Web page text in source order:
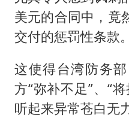
美元的合同中，竟
交付的惩罚性条款。
这使得台湾防务
方“弥补不足”、“
听起来异常苍白无力